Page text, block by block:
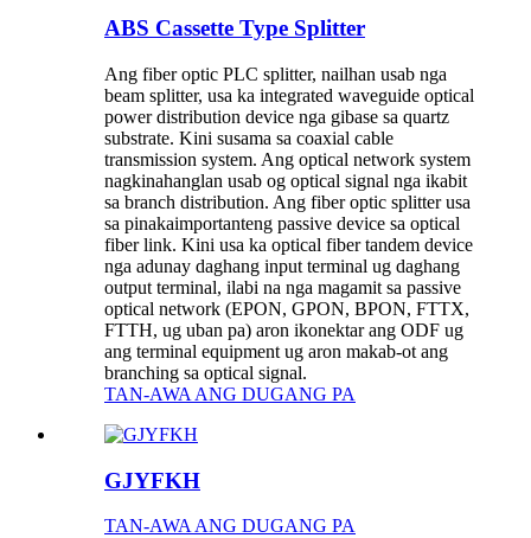
ABS Cassette Type Splitter
Ang fiber optic PLC splitter, nailhan usab nga
beam splitter, usa ka integrated waveguide optical
power distribution device nga gibase sa quartz
substrate. Kini susama sa coaxial cable
transmission system. Ang optical network system
nagkinahanglan usab og optical signal nga ikabit
sa branch distribution. Ang fiber optic splitter usa
sa pinakaimportanteng passive device sa optical
fiber link. Kini usa ka optical fiber tandem device
nga adunay daghang input terminal ug daghang
output terminal, ilabi na nga magamit sa passive
optical network (EPON, GPON, BPON, FTTX,
FTTH, ug uban pa) aron ikonektar ang ODF ug
ang terminal equipment ug aron makab-ot ang
branching sa optical signal.
TAN-AWA ANG DUGANG PA
GJYFKH
TAN-AWA ANG DUGANG PA